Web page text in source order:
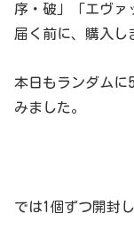
序・破」「エヴァ
届く前に、購入し
本日もランダムに
みました。
では1個ずつ開封